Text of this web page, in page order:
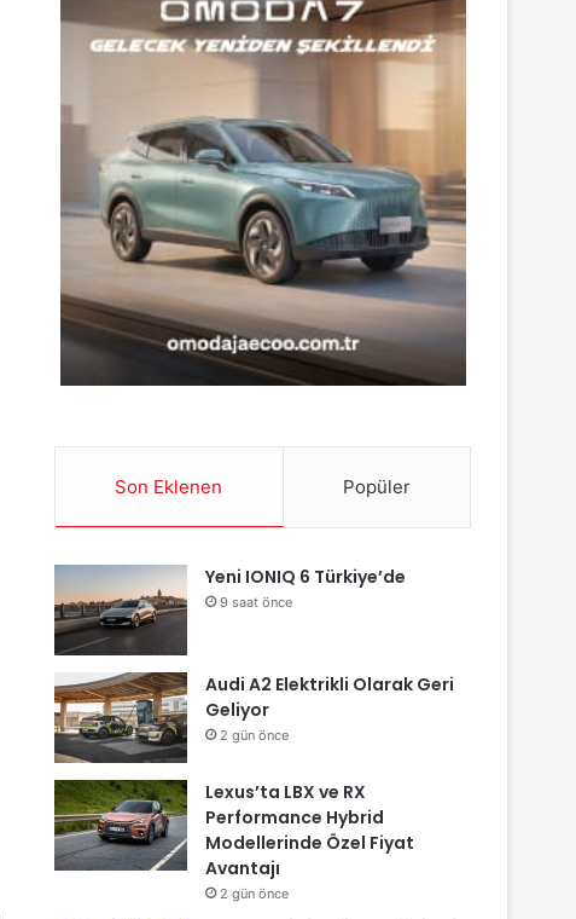
Son Eklenen Popüler
Yeni IONIQ 6 Türkiye’de
9 saat önce
Audi A2 Elektrikli Olarak Geri
Geliyor
2 gün önce
Lexus’ta LBX ve RX
Performance Hybrid
Modellerinde Özel Fiyat
Avantajı
2 gün önce